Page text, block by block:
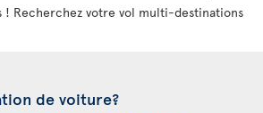
! Recherchez votre vol multi-destinations
de voiture?